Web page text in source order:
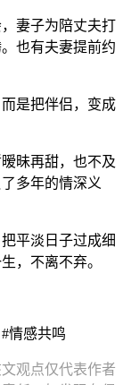
妻子为陪丈夫打
也有夫妻提前约
是把伴侣，变成
昧再甜，也不及
多年的情深义
平淡日子过成细
，不离不弃。
情感共鸣
观点仅代表作者